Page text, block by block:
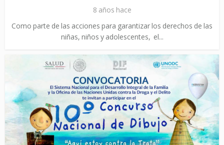
8 años hace
Como parte de las acciones para garantizar los derechos de las
niñas, niños y adolescentes, el...